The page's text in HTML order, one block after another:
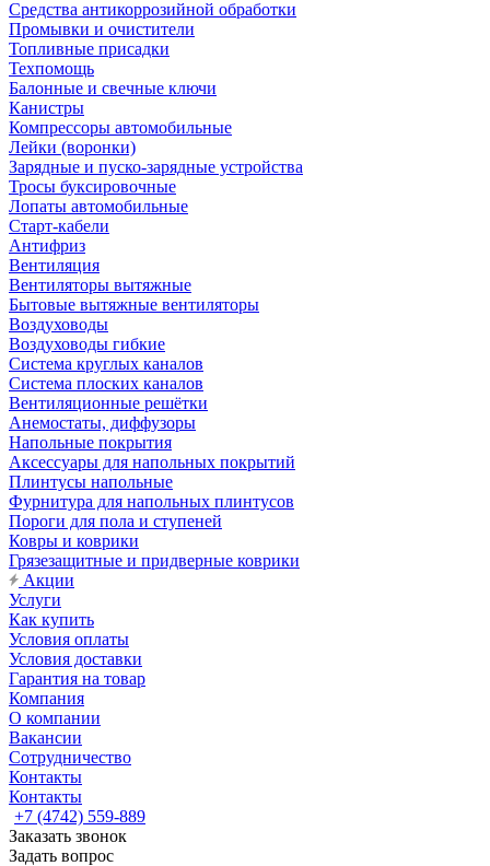
Средства антикоррозийной обработки
Промывки и очистители
Топливные присадки
Техпомощь
Балонные и свечные ключи
Канистры
Компрессоры автомобильные
Лейки (воронки)
Зарядные и пуско-зарядные устройства
Тросы буксировочные
Лопаты автомобильные
Старт-кабели
Антифриз
Вентиляция
Вентиляторы вытяжные
Бытовые вытяжные вентиляторы
Воздуховоды
Воздуховоды гибкие
Система круглых каналов
Система плоских каналов
Вентиляционные решётки
Анемостаты, диффузоры
Напольные покрытия
Аксессуары для напольных покрытий
Плинтусы напольные
Фурнитура для напольных плинтусов
Пороги для пола и ступеней
Ковры и коврики
Грязезащитные и придверные коврики
Акции
Услуги
Как купить
Условия оплаты
Условия доставки
Гарантия на товар
Компания
О компании
Вакансии
Сотрудничество
Контакты
Контакты
+7 (4742) 559-889
Заказать звонок
Задать вопрос